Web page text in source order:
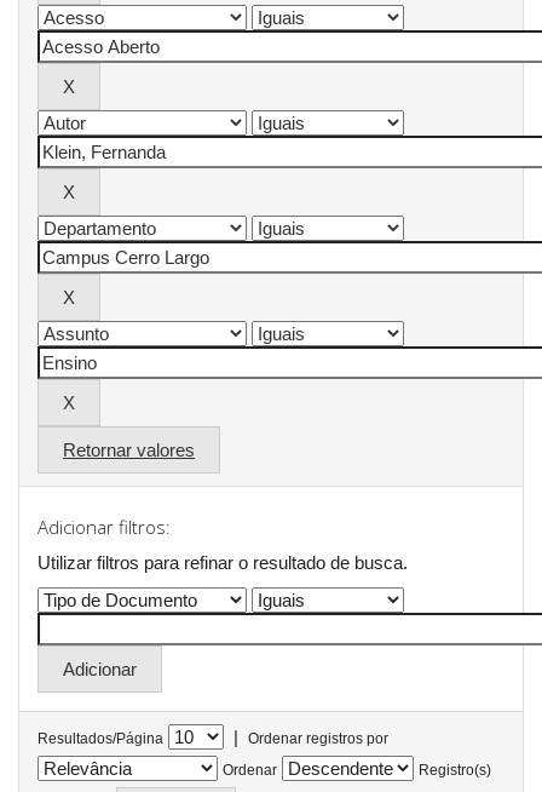
Retornar valores
Adicionar filtros:
Utilizar filtros para refinar o resultado de busca.
Resultados/Página |
Ordenar registros por
Ordenar
Registro(s)